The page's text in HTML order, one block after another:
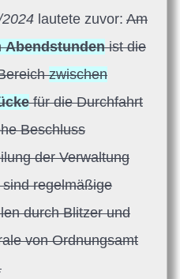
lautete zuvor: Am
Abendstundenist die
zwischen
für die Durchfahrt
Beschluss
der Verwaltung
regelmäßige
durch Blitzer und
von Ordnungsamt